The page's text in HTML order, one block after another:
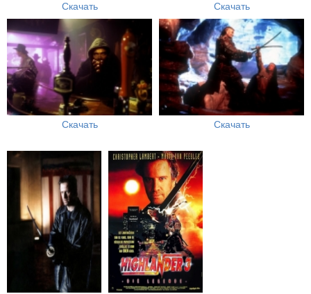
Скачать Скачать
Скачать Скачать